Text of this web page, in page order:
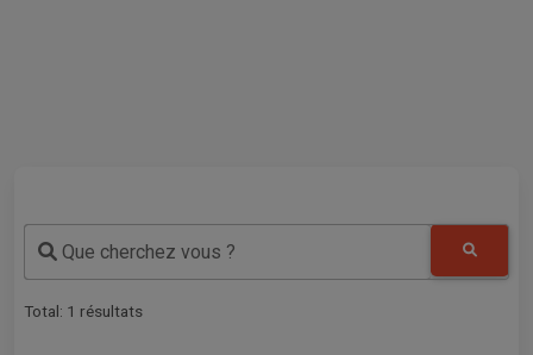
Que cherchez vous ?
Total: 1 résultats